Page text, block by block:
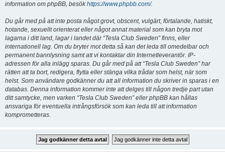
information om phpBB, besökhttps://www.phpbb.com/.
Du går med på att inte posta något grovt, obscent, vulgärt, förtalande, hatiskt,
hotande, sexuellt orienterat eller något annat material som kan bryta mot
lagarna i ditt land, lagar i landet där “Tesla Club Sweden” finns, eller
internationell lag. Om du bryter mot detta så kan det leda till omedelbar och
permanent bannlysning samt att vi kontaktar din Internetleverantör. IP-
adressen för alla inlägg sparas. Du går med på att “Tesla Club Sweden” har
rätten att ta bort, redigera, flytta eller stänga vilka trådar som helst, när som
helst. Som användare godkänner du att all information du skriver in sparas i en
databas. Denna information kommer inte att delges till någon tredje part utan
ditt samtycke, men varken “Tesla Club Sweden” eller phpBB kan hållas
ansvariga för eventuella intrångsförsök som kan leda till att information
komprometteras.